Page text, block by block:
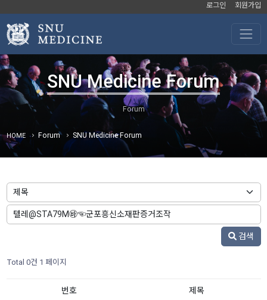
로그인 회원가입
SNU Medicine Forum
HOME Forum SNU Medicine Forum
검색
Total 0건 1 페이지
번호 제목